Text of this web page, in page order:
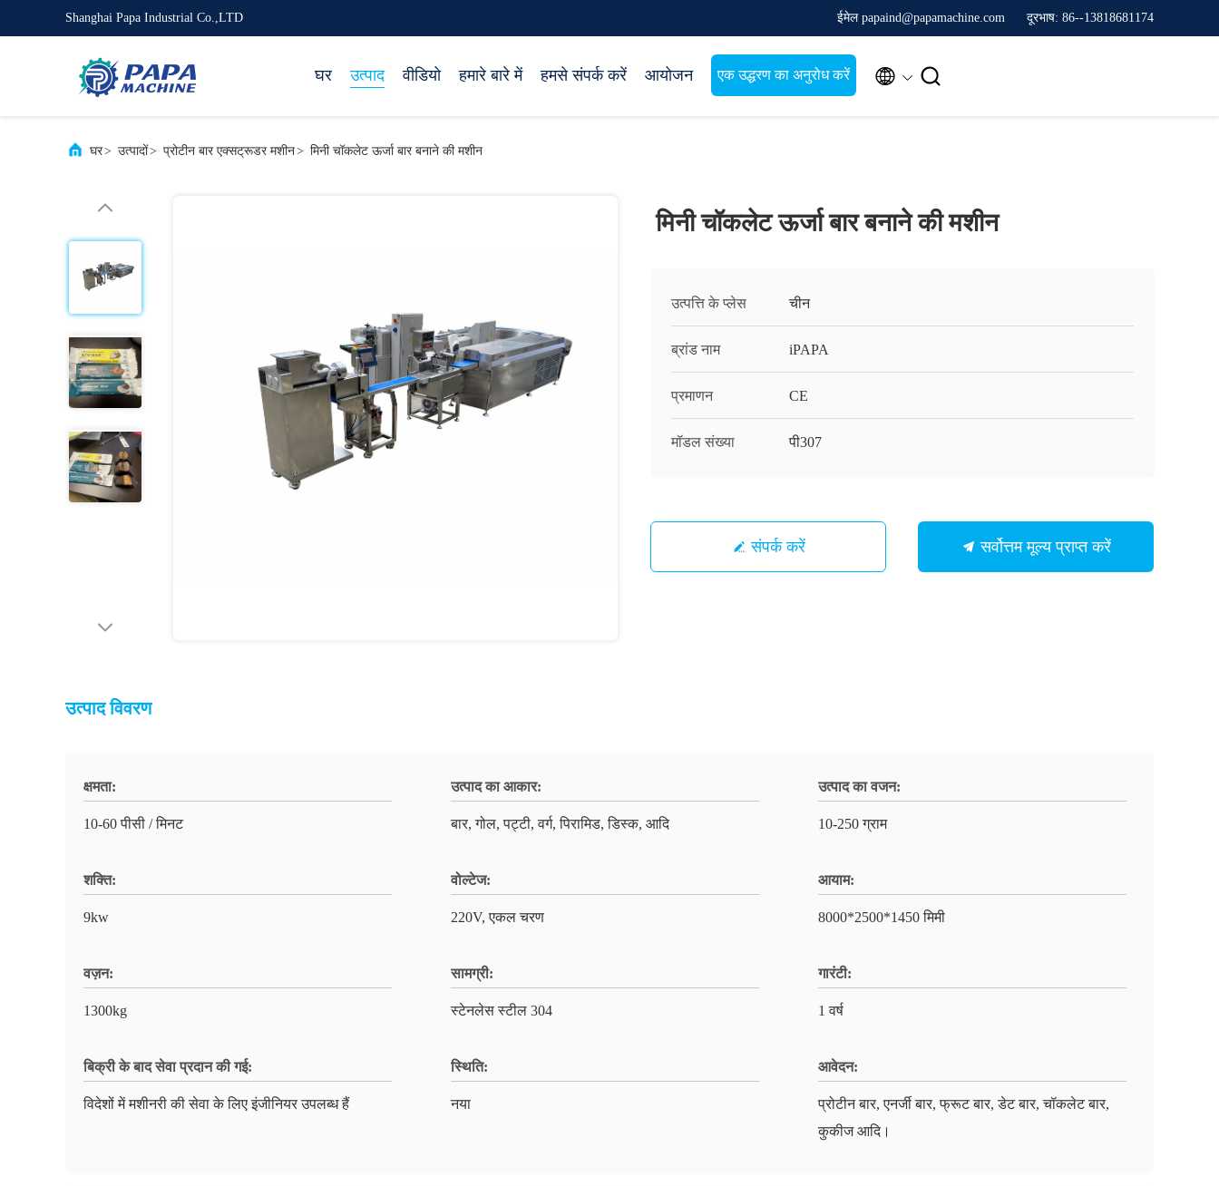
Shanghai Papa Industrial Co.,LTD ईमेल papaind@papamachine.com दूरभाष: 86--13818681174
घर उत्पाद वीडियो हमारे बारे में हमसे संपर्क करें आयोजन एक उद्धरण का अनुरोध करें  
घर> उत्पादों> प्रोटीन बार एक्सट्रूडर मशीन> मिनी चॉकलेट ऊर्जा बार बनाने की मशीन
मिनी चॉकलेट ऊर्जा बार बनाने की मशीन
उत्पत्ति के प्लेस चीन
ब्रांड नाम iPAPA
प्रमाणन CE
मॉडल संख्या पी307
संपर्क करें सर्वोत्तम मूल्य प्राप्त करें
उत्पाद विवरण
क्षमता:
10-60 पीसी / मिनट
उत्पाद का आकार:
बार, गोल, पट्टी, वर्ग, पिरामिड, डिस्क, आदि
उत्पाद का वजन:
10-250 ग्राम
शक्ति:
9kw
वोल्टेज:
220V, एकल चरण
आयाम:
8000*2500*1450 मिमी
वज़न:
1300kg
सामग्री:
स्टेनलेस स्टील 304
गारंटी:
1 वर्ष
बिक्री के बाद सेवा प्रदान की गई:
विदेशों में मशीनरी की सेवा के लिए इंजीनियर उपलब्ध हैं
स्थिति:
नया
आवेदन:
प्रोटीन बार, एनर्जी बार, फ्रूट बार, डेट बार, चॉकलेट बार,
कुकीज आदि।